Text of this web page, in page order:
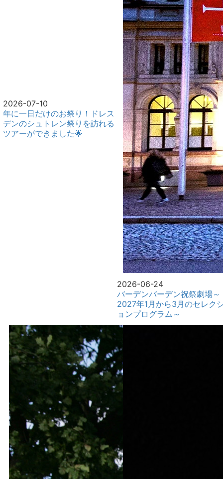
2026-07-10
年に一日だけのお祭り！ドレス
デンのシュトレン祭りを訪れる
ツアーができました🌟
2026-06-24
バーデンバーデン祝祭劇場～
2027年1月から3月のセレク
ョンプログラム～